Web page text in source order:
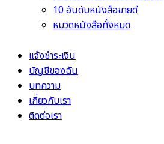
10 อันดับหนังสือขายดี
หมวดหนังสือทั้งหมด
แจ้งชำระเงิน
บัญชีของฉัน
บทความ
เกี่ยวกับเรา
ติดต่อเรา